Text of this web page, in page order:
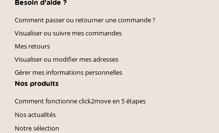
Besoin d'aide ?
Comment passer ou retourner une commande ?
Visualiser ou suivre mes commandes
Mes retours
Visualiser ou modifier mes adresses
Gérer mes informations personnelles
Nos produits
Comment fonctionne click2move en 5 étapes
Nos actualités
Notre sélection